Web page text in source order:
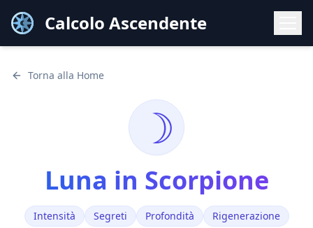
Calcolo Ascendente
Torna alla Home
☽
Luna in Scorpione
Intensità Segreti Profondità Rigenerazione